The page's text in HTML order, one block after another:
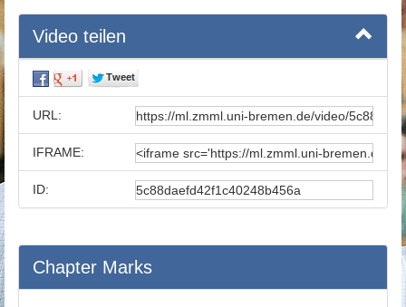
Video teilen
URL:
IFRAME:
ID:
Chapter Marks